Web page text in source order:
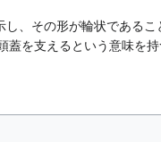
、その形が輪状であるこ
を支えるという意味を持